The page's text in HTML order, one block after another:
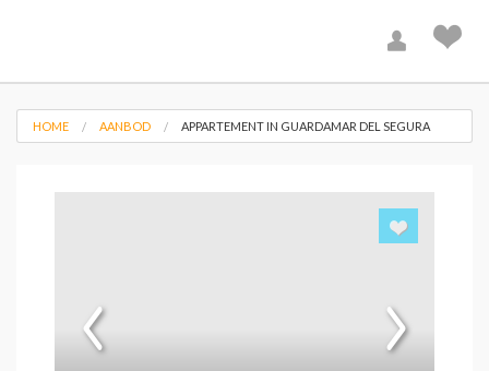
HOME AANBOD APPARTEMENT IN GUARDAMAR DEL SEGURA